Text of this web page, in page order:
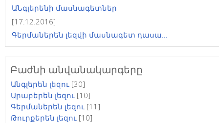
ԱՆգլերենի մասնագետներ
[17.12.2016]
Գերմաներեն լեզվի մասնագետ դասա...
Բաժնի անվանակարգերը
Անգլերեն լեզու [30]
Արաբերեն լեզու [10]
Գերմաներեն լեզու [11]
Թուրքերեն լեզու [10]